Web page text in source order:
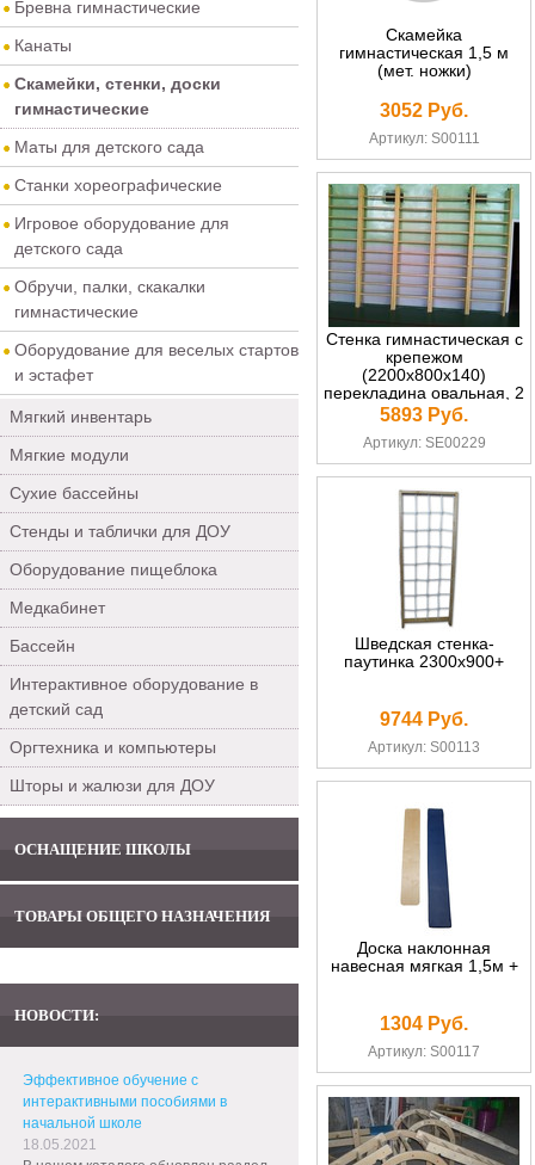
Бревна гимнастические
Канаты
Скамейки, стенки, доски
гимнастические
Маты для детского сада
Станки хореографические
Игровое оборудование для
детского сада
Обручи, палки, скакалки
гимнастические
Оборудование для веселых стартов
и эстафет
Мягкий инвентарь
Мягкие модули
Сухие бассейны
Стенды и таблички для ДОУ
Оборудование пищеблока
Медкабинет
Бассейн
Интерактивное оборудование в
детский сад
Оргтехника и компьютеры
Шторы и жалюзи для ДОУ
ОСНАЩЕНИЕ ШКОЛЫ
ТОВАРЫ ОБЩЕГО НАЗНАЧЕНИЯ
НОВОСТИ:
Эффективное обучение с
интерактивными пособиями в
начальной школе
18.05.2021
Скамейка
гимнастическая 1,5 м
(мет. ножки)
3052 Руб.
Артикул: S00111
Стенка гимнастическая с
крепежом
(2200х800х140)
перекладина овальная, 2
слоя мебельного лака
5893 Руб.
Артикул: SE00229
Шведская стенка-
паутинка 2300х900+
9744 Руб.
Артикул: S00113
Доска наклонная
навесная мягкая 1,5м +
1304 Руб.
Артикул: S00117